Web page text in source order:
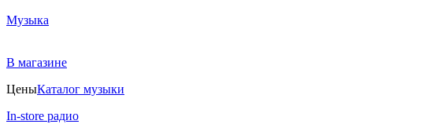
Музыка
В магазине
ЦеныКаталог музыки
In-store радио